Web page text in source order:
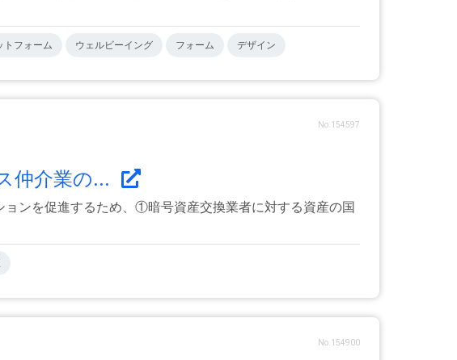
トフォーム ウェルビーイング フォーム デザイン
No.154597
仲介業の...
ンを促進するため、①暗号資産交換業者に対する資産の国
No.154900